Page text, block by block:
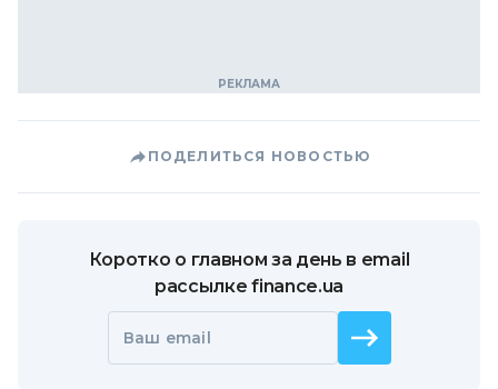
ПОДЕЛИТЬСЯ НОВОСТЬЮ
Коротко о главном за день в email
рассылке finance.ua
Ваш email